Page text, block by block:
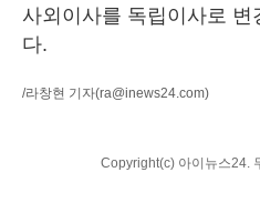
사외이사를 독립이사로 변
다.
/라창현 기자(ra@inews24.com)
Copyright(c) 아이뉴스24.